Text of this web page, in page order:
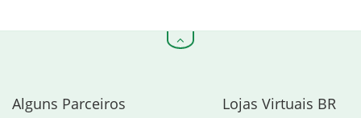
Alguns Parceiros Lojas Virtuais BR